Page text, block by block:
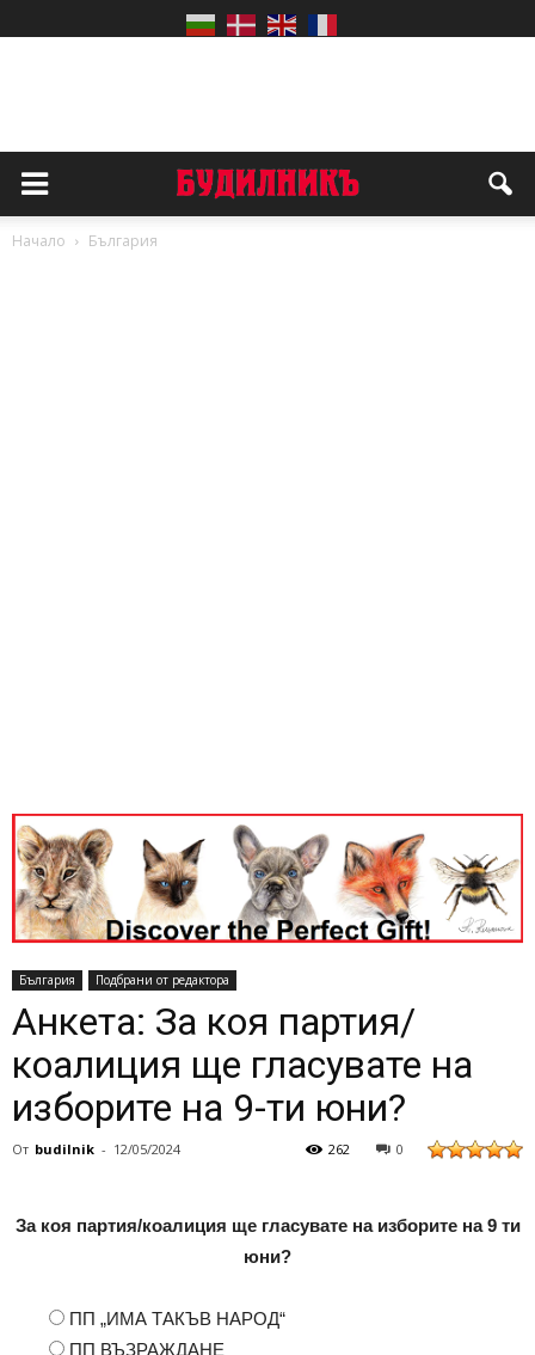
Начало България
България Подбрани от редактора
Анкета: За коя партия/
коалиция ще гласувате на
изборите на 9-ти юни?
От budilnik - 12/05/2024 0
262
За коя партия/коалиция ще гласувате на изборите на 9 ти
юни?
ПП „ИМА ТАКЪВ НАРОД“
ПП ВЪЗРАЖДАНЕ